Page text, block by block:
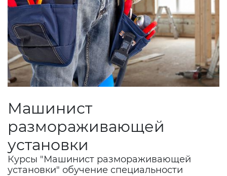
Машинист
размораживающей
установки
Курсы "Машинист размораживающей
установки" обучение специальности